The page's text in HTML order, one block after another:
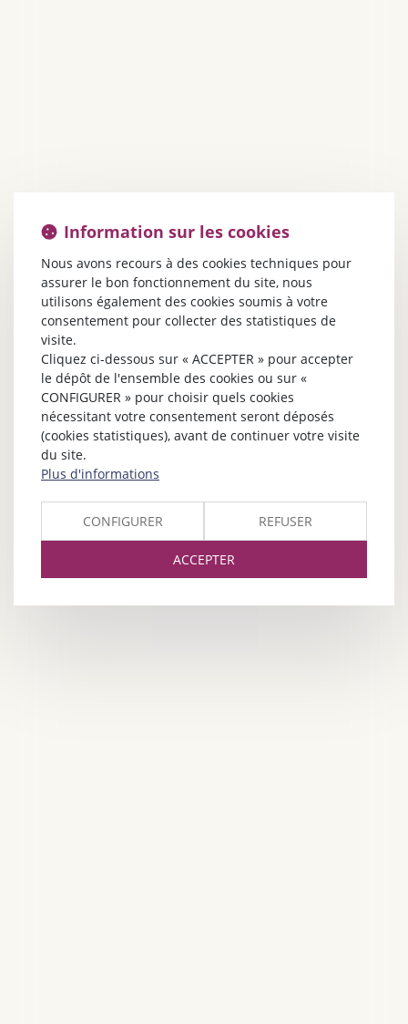
Information sur les cookies
Nous avons recours à des cookies techniques pour
assurer le bon fonctionnement du site, nous
utilisons également des cookies soumis à votre
consentement pour collecter des statistiques de
visite.
Cliquez ci-dessous sur « ACCEPTER » pour accepter
le dépôt de l'ensemble des cookies ou sur «
CONFIGURER » pour choisir quels cookies
nécessitant votre consentement seront déposés
(cookies statistiques), avant de continuer votre visite
du site.
Plus d'informations
CONFIGURER REFUSER
ACCEPTER